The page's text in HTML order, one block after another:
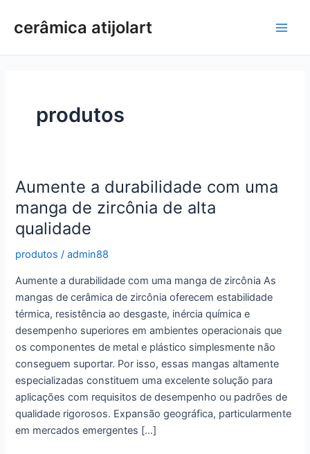
paracerâmica atijolart
produtos
Aumente a durabilidade com uma
manga de zircônia de alta
qualidade
produtos /admin88
Aumente a durabilidade com uma manga de zircônia As
mangas de cerâmica de zircônia oferecem estabilidade
térmica, resistência ao desgaste, inércia química e
desempenho superiores em ambientes operacionais que
os componentes de metal e plástico simplesmente não
conseguem suportar. Por isso, essas mangas altamente
especializadas constituem uma excelente solução para
aplicações com requisitos de desempenho ou padrões de
qualidade rigorosos. Expansão geográfica, particularmente
em mercados emergentes […]